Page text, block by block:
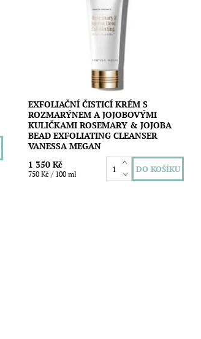
hladkou a čistou pokožku. Vhodný pro
všechny typy pleti a zejména
problematickou, aknózní a
s pigmentovými...
Skladem
Vanessa Megan
EXFOLIAČNÍ ČISTICÍ KRÉM S
ROZMARÝNEM A JOJOBOVÝMI
KULIČKAMI ROSEMARY & JOJOBA
BEAD EXFOLIATING CLEANSER
VANESSA MEGAN
1 350 Kč
750 Kč / 100 ml